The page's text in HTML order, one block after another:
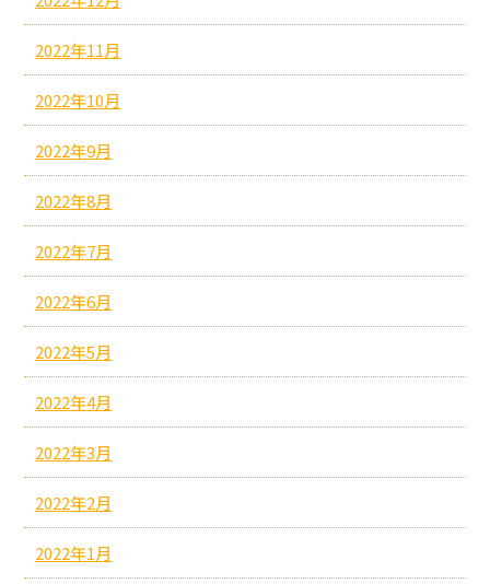
2022年11月
2022年10月
2022年9月
2022年8月
2022年7月
2022年6月
2022年5月
2022年4月
2022年3月
2022年2月
2022年1月